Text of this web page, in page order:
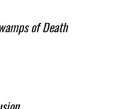
of Death